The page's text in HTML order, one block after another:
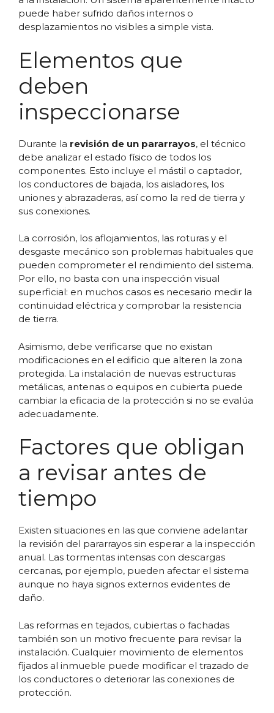
puede haber sufrido daños internos o
desplazamientos no visibles a simple vista.
Elementos que
deben
inspeccionarse
Durante la revisión de un pararrayos, el técnico
debe analizar el estado físico de todos los
componentes. Esto incluye el mástil o captador,
los conductores de bajada, los aisladores, los
uniones y abrazaderas, así como la red de tierra y
sus conexiones.
La corrosión, los aflojamientos, las roturas y el
desgaste mecánico son problemas habituales que
pueden comprometer el rendimiento del sistema.
Por ello, no basta con una inspección visual
superficial: en muchos casos es necesario medir la
continuidad eléctrica y comprobar la resistencia
de tierra.
Asimismo, debe verificarse que no existan
modificaciones en el edificio que alteren la zona
protegida. La instalación de nuevas estructuras
metálicas, antenas o equipos en cubierta puede
cambiar la eficacia de la protección si no se evalúa
adecuadamente.
Factores que obligan
a revisar antes de
tiempo
Existen situaciones en las que conviene adelantar
la revisión del pararrayos sin esperar a la inspección
anual. Las tormentas intensas con descargas
cercanas, por ejemplo, pueden afectar el sistema
aunque no haya signos externos evidentes de
daño.
Las reformas en tejados, cubiertas o fachadas
también son un motivo frecuente para revisar la
instalación. Cualquier movimiento de elementos
fijados al inmueble puede modificar el trazado de
los conductores o deteriorar las conexiones de
protección.